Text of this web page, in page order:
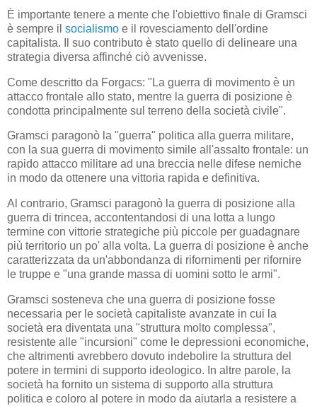
È importante tenere a mente che l'obiettivo finale di Gramsci
è sempre il socialismo e il rovesciamento dell'ordine
capitalista. Il suo contributo è stato quello di delineare una
strategia diversa affinché ciò avvenisse.
Come descritto da Forgacs: "La guerra di movimento è un
attacco frontale allo stato, mentre la guerra di posizione è
condotta principalmente sul terreno della società civile".
Gramsci paragonò la "guerra" politica alla guerra militare,
con la sua guerra di movimento simile all'assalto frontale: un
rapido attacco militare ad una breccia nelle difese nemiche
in modo da ottenere una vittoria rapida e definitiva.
Al contrario, Gramsci paragonò la guerra di posizione alla
guerra di trincea, accontentandosi di una lotta a lungo
termine con vittorie strategiche più piccole per guadagnare
più territorio un po' alla volta. La guerra di posizione è anche
caratterizzata da un'abbondanza di rifornimenti per rifornire
le truppe e "una grande massa di uomini sotto le armi".
Gramsci sosteneva che una guerra di posizione fosse
necessaria per le società capitaliste avanzate in cui la
società era diventata una "struttura molto complessa",
resistente alle "incursioni" come le depressioni economiche,
che altrimenti avrebbero dovuto indebolire la struttura del
potere in termini di supporto ideologico. In altre parole, la
società ha fornito un sistema di supporto alla struttura
politica e coloro al potere in modo da aiutarla a resistere a